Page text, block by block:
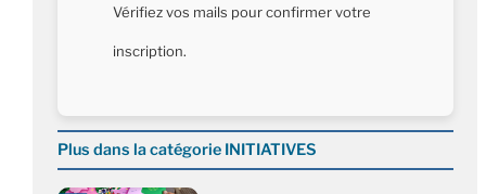
Vérifiez vos mails pour confirmer votre
inscription.
Plus dans la catégorie INITIATIVES